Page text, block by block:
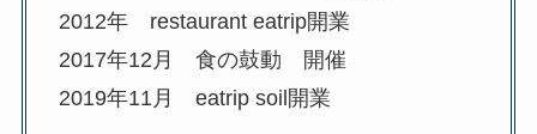
2012年 restaurant eatrip開業
2017年12月 食の鼓動 開催
2019年11月 eatrip soil開業